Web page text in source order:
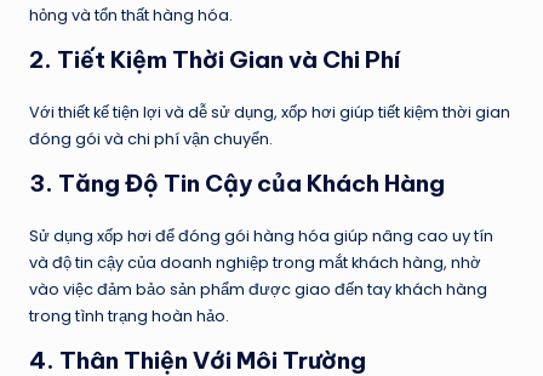
hỏng và tổn thất hàng hóa.
2. Tiết Kiệm Thời Gian và Chi Phí
Với thiết kế tiện lợi và dễ sử dụng, xốp hơi giúp tiết kiệm thời gian
đóng gói và chi phí vận chuyển.
3. Tăng Độ Tin Cậy của Khách Hàng
Sử dụng xốp hơi để đóng gói hàng hóa giúp nâng cao uy tín
và độ tin cậy của doanh nghiệp trong mắt khách hàng, nhờ
vào việc đảm bảo sản phẩm được giao đến tay khách hàng
trong tình trạng hoàn hảo.
4. Thân Thiện Với Môi Trường